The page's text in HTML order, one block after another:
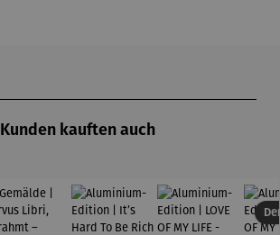
Kunden kauften auch